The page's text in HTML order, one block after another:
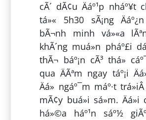
cÃ´ dÃ¢u Äáº¹p nháº¥t
tá»« 5h30 sÃ¡ng
bÃ¬nh minh vá»«a
khÃ´ng muá»n pháº£i
thÃ¬ báº¡n cÃ³ thá»
qua ÄÃªm ngay táº¡i
Äá» ngáº¯m máº·t
mÃ¢y buá»i sá»m.
há»©a háº¹n sáº½